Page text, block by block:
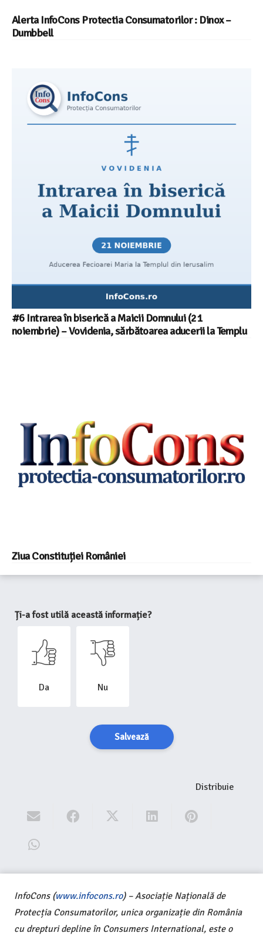
Alerta InfoCons Protectia Consumatorilor : Dinox –
Dumbbell
#6 Intrarea în biserică a Maicii Domnului (21
noiembrie) – Vovidenia, sărbătoarea aducerii la Templu
Ziua Constituției României
Ți-a fost utilă această informație?
Da Nu
Salvează
Distribuie
InfoCons (www.infocons.ro) – Asociație Națională de
Protecția Consumatorilor, unica organizație din România
cu drepturi depline în Consumers International, este o